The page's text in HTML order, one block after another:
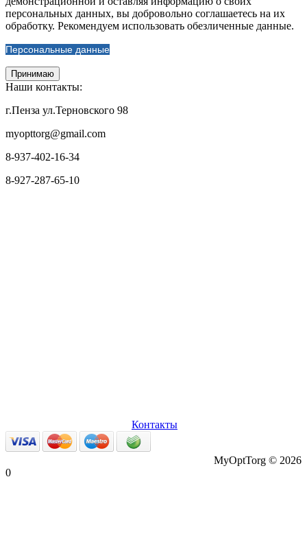
персональных данных, вы добровольно соглашаетесь на их
обработку. Рекомендуем использовать обезличенные данные.
Персональные данные
Принимаю
Наши контакты:
г.Пенза ул.Терновского 98
myopttorg@gmail.com
8-937-402-16-34
8-927-287-65-10
Контакты
MyOptTorg © 2026
0